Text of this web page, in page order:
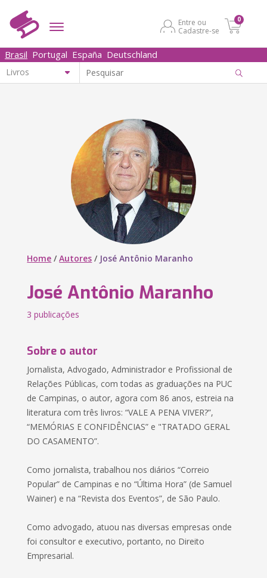
Entre ou
Cadastre-se
0
Brasil Portugal España Deutschland
Home /Autores / José Antônio Maranho
José Antônio Maranho
3 publicações
Sobre o autor
Jornalista, Advogado, Administrador e Profissional de
Relações Públicas, com todas as graduações na PUC
de Campinas, o autor, agora com 86 anos, estreia na
literatura com três livros: “VALE A PENA VIVER?”,
“MEMÓRIAS E CONFIDÊNCIAS” e "TRATADO GERAL
DO CASAMENTO”.
Como jornalista, trabalhou nos diários “Correio
Popular” de Campinas e no “Última Hora” (de Samuel
Wainer) e na “Revista dos Eventos”, de São Paulo.
Como advogado, atuou nas diversas empresas onde
foi consultor e executivo, portanto, no Direito
Empresarial.